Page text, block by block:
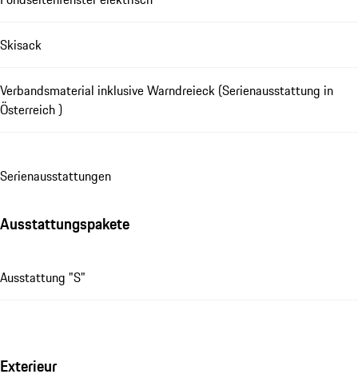
Skisack
Verbandsmaterial inklusive Warndreieck (Serienausstattung in
Österreich )
Se­ri­en­aus­stat­tungen
Ausstattungspakete
Ausstattung "S"
Exterieur